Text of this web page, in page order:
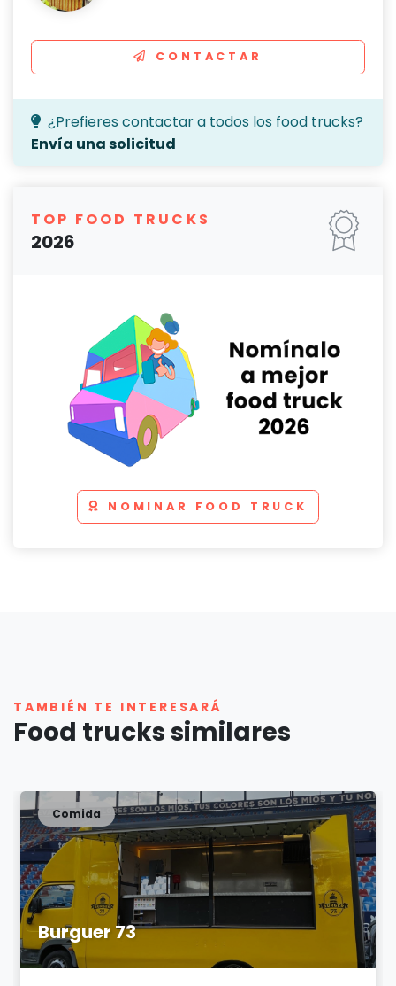
CONTACTAR
¿Prefieres contactar a todos los food trucks?
Envía una solicitud
TOP FOOD TRUCKS
2026
NOMINAR FOOD TRUCK
TAMBIÉN TE INTERESARÁ
Food trucks similares
Burguer 73
Comida